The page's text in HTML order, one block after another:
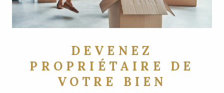
DEVENEZ
PROPRIÉTAIRE DE
VOTRE BIEN